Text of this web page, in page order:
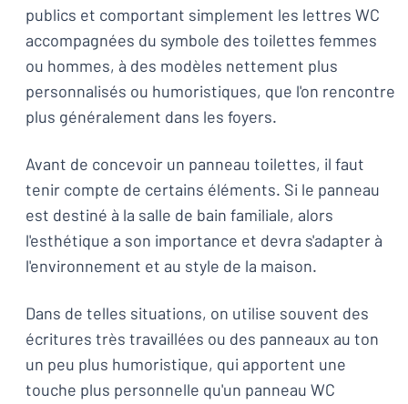
publics et comportant simplement les lettres WC
accompagnées du symbole des toilettes femmes
ou hommes, à des modèles nettement plus
personnalisés ou humoristiques, que l'on rencontre
plus généralement dans les foyers.
Avant de concevoir un panneau toilettes, il faut
tenir compte de certains éléments. Si le panneau
est destiné à la salle de bain familiale, alors
l'esthétique a son importance et devra s'adapter à
l'environnement et au style de la maison.
Dans de telles situations, on utilise souvent des
écritures très travaillées ou des panneaux au ton
un peu plus humoristique, qui apportent une
touche plus personnelle qu'un panneau WC